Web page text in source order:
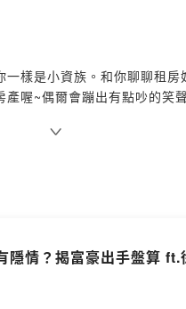
樣是小資族。和你聊聊租
產喔~偶爾會蹦出有點吵的笑
情？揭富豪出手盤算 ft.